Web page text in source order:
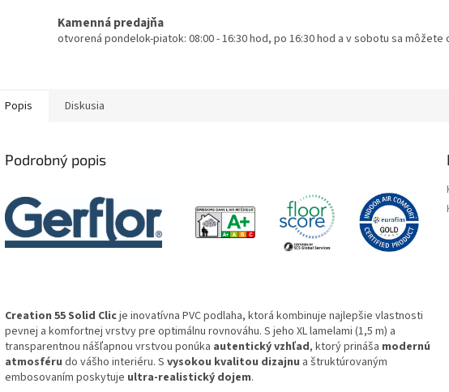
Kamenná predajňa
otvorená pondelok-piatok: 08:00 - 16:30 hod, po 16:30 hod a v sobotu sa môžete
Popis Diskusia
Podrobný popis
Creation 55 Solid Clicje inovatívna PVC podlaha, ktorá kombinuje najlepšie vlastnosti
pevnej a komfortnej vrstvy pre optimálnu rovnováhu. S jeho XL lamelami (1,5 m) a
transparentnou nášľapnou vrstvou ponúka autentický vzhľad, ktorý prináša modernú
atmosféru do vášho interiéru. S vysokou kvalitou dizajnu a štruktúrovaným
embosovaním poskytuje ultra-realistický dojem.